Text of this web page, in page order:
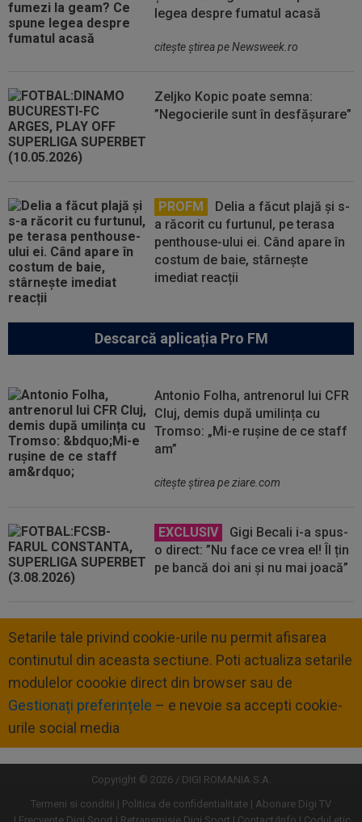
legea despre fumatul acasă
citeşte ştirea pe Newsweek.ro
Zeljko Kopic poate semna:
”Negocierile sunt în desfășurare”
PROFM
Delia a făcut plajă și s-
a răcorit cu furtunul, pe terasa
penthouse-ului ei. Când apare în
costum de baie, stârnește
imediat reacții
Descarcă aplicația Pro FM
Antonio Folha, antrenorul lui CFR
Cluj, demis după umilința cu
Tromso: „Mi-e rușine de ce staff
am”
citeşte ştirea pe ziare.com
EXCLUSIV
Gigi Becali i-a spus-
o direct: ”Nu face ce vrea el! Îl țin
pe bancă doi ani și nu mai joacă”
Setarile tale privind cookie-urile nu permit afisarea
continutul din aceasta sectiune. Poti actualiza setarile
modulelor coookie direct din browser sau de
Gestionați preferințele – e nevoie sa accepti cookie-
urile social media
Copyright © 2026 / DIGI ROMANIA S.A.
Termeni si conditii
Politica de confidentialitate
Abonare Digi TV